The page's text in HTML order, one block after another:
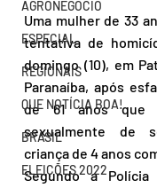
AGRONEGÓCIO
ESPECIAL
REGIONAIS
QUE NOTÍCIA BOA!
BRASIL
ELEIÇÕES 2022
Uma mulher de 33
tentativa de
domingo (10), em
Paranaíba, após
de 61 anos que
sexualmente de
criança de 4 anos
Segundo a